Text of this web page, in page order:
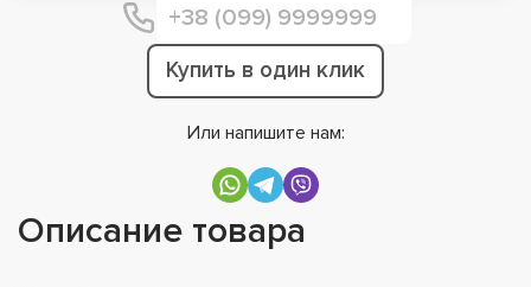
Купить в один клик
Или напишите нам:
Описание товара